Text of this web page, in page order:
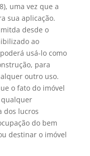
uma vez que a
sua aplicação.
desde o
ao
usá-lo como
para
outro uso.
o fato do imóvel
dos lucros
do bem
destinar o imóvel